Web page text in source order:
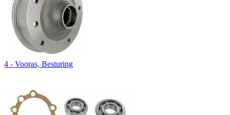
4 - Vooras, Besturing